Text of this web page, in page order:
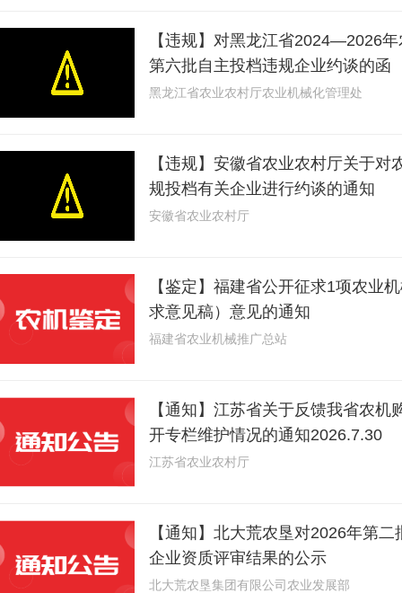
【违规】对黑龙江省2024—2026
第六批自主投档违规企业约谈的函
黑龙江省农业农村厅农业机械化管理处
【违规】安徽省农业农村厅关于对
规投档有关企业进行约谈的通知
安徽省农业农村厅
【鉴定】福建省公开征求1项农业
求意见稿）意见的通知
福建省农业机械推广总站
【通知】江苏省关于反馈我省农机
开专栏维护情况的通知2026.7.30
江苏省农业农村厅
【通知】北大荒农垦对2026年第
企业资质评审结果的公示
北大荒农垦集团有限公司农业发展部